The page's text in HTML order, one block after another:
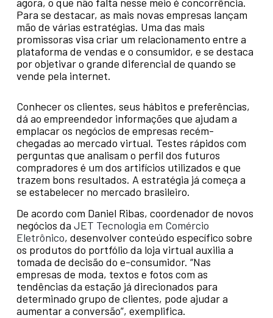
Para se destacar, as mais novas empresas lançam
mão de várias estratégias. Uma das mais
promissoras visa criar um relacionamento entre a
plataforma de vendas e o consumidor, e se destaca
por objetivar o grande diferencial de quando se
vende pela internet.
Conhecer os clientes, seus hábitos e preferências,
dá ao empreendedor informações que ajudam a
emplacar os negócios de empresas recém-
chegadas ao mercado virtual. Testes rápidos com
perguntas que analisam o perfil dos futuros
compradores é um dos artifícios utilizados e que
trazem bons resultados. A estratégia já começa a
se estabelecer no mercado brasileiro.
De acordo com Daniel Ribas, coordenador de novos
negócios da JET Tecnologia em Comércio
Eletrônico, desenvolver conteúdo específico sobre
os produtos do portfólio da loja virtual auxilia a
tomada de decisão do e-consumidor. “Nas
empresas de moda, textos e fotos com as
tendências da estação já direcionados para
determinado grupo de clientes, pode ajudar a
aumentar a conversão”, exemplifica.